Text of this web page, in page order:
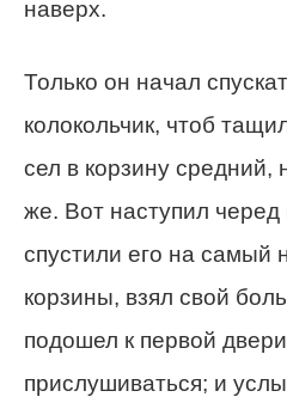
наверх.
Только он начал
колокольчик, чтоб
сел в корзину средний,
же. Вот наступил
спустили его на самый
корзины, взял свой
подошел к первой
прислушиваться; и